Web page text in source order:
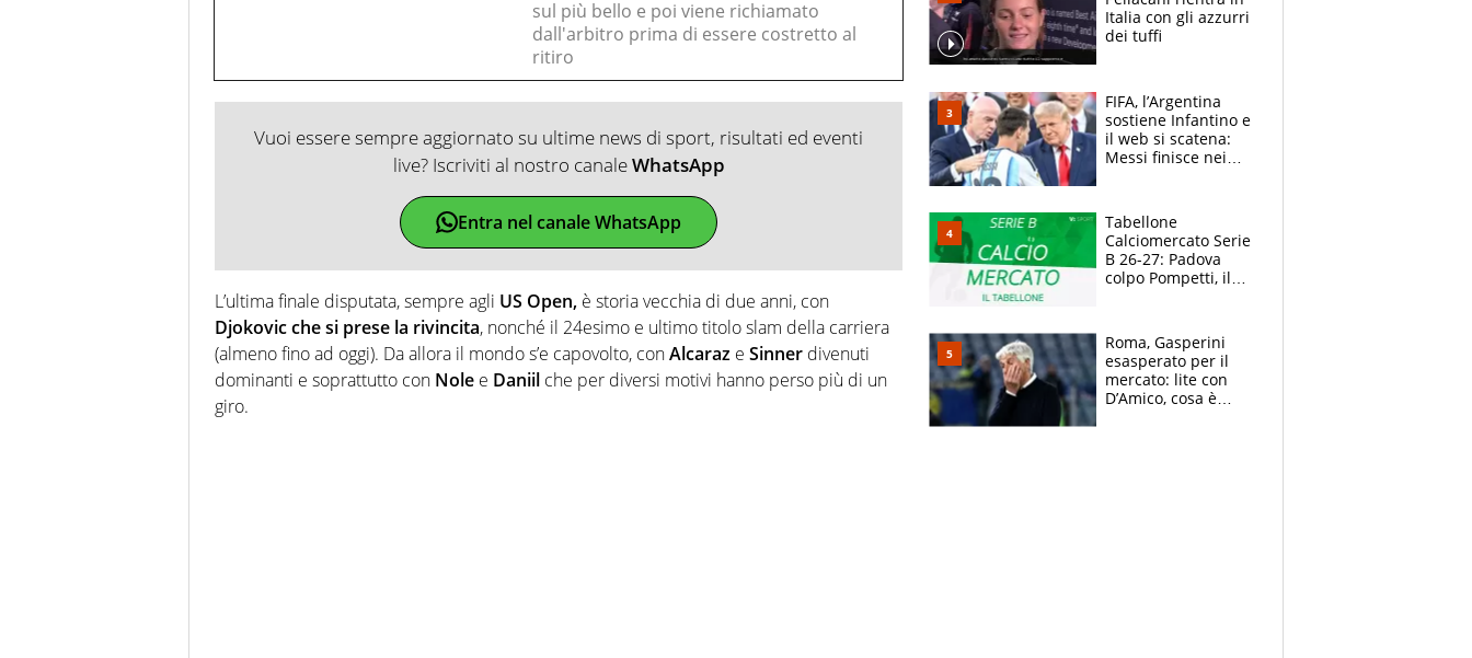
sul più bello e poi viene richiamato
dall'arbitro prima di essere costretto al
ritiro
Vuoi essere sempre aggiornato su ultime news di sport, risultati ed eventi
live? Iscriviti al nostro canaleWhatsApp
Entra nel canale WhatsApp
L’ultima finale disputata, sempre agli US Open, è storia vecchia di due anni, con
Djokovic che si prese la rivincita, nonché il 24esimo e ultimo titolo slam della carriera
(almeno fino ad oggi). Da allora il mondo s’e capovolto, conAlcaraz e Sinner divenuti
dominanti e soprattutto con Nole e Daniil che per diversi motivi hanno perso più di un
giro.
Italia con gli azzurri
dei tuffi
FIFA, l’Argentina
sostiene Infantino e
il web si scatena:
Messi finisce nei
polemiche
Tabellone
Calciomercato Serie
B 26-27: Padova
colpo Pompetti, il
Roma, Gasperini
esasperato per il
mercato: lite con
D’Amico, cosa è